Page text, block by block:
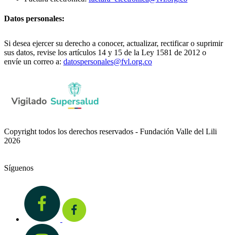
Datos personales:
Si desea ejercer su derecho a conocer, actualizar, rectificar o suprimir
sus datos, revise los artículos 14 y 15 de la Ley 1581 de 2012 o
envíe un correo a: datospersonales@fvl.org.co
Copyright todos los derechos reservados - Fundación Valle del Lili
2026
Síguenos